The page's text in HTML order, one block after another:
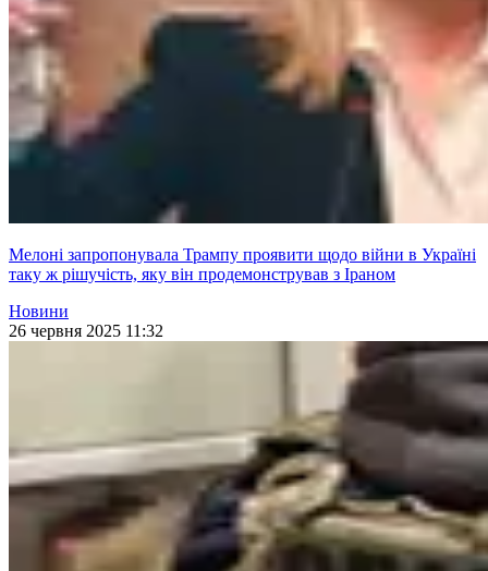
Мелоні запропонувала Трампу проявити щодо війни в Україні
таку ж рішучість, яку він продемонстрував з Іраном
Новини
26 червня 2025 11:32